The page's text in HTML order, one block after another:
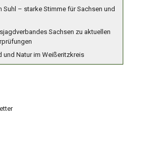
Suhl – starke Stimme für Sachsen und
Sachsen zu aktuellen
und Natur im Weißeritzkreis